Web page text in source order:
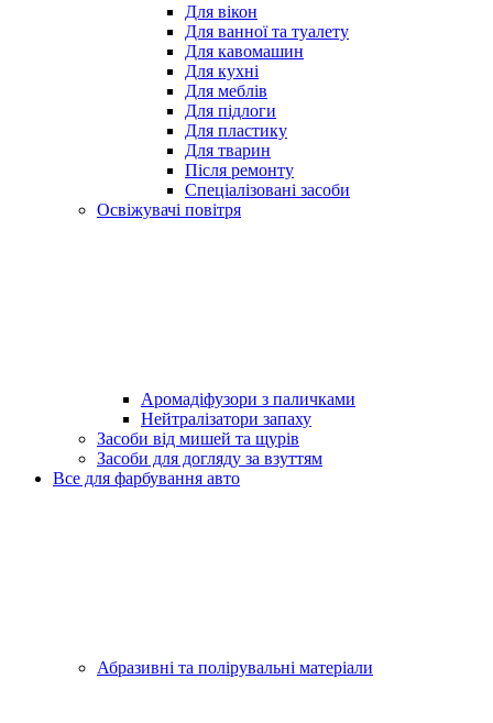
Для вікон
Для ванної та туалету
Для кавомашин
Для кухні
Для меблів
Для підлоги
Для пластику
Для тварин
Після ремонту
Спеціалізовані засоби
Освіжувачі повітря
Аромадіфузори з паличками
Нейтралізатори запаху
Засоби від мишей та щурів
Засоби для догляду за взуттям
Все для фарбування авто
Абразивні та полірувальні матеріали